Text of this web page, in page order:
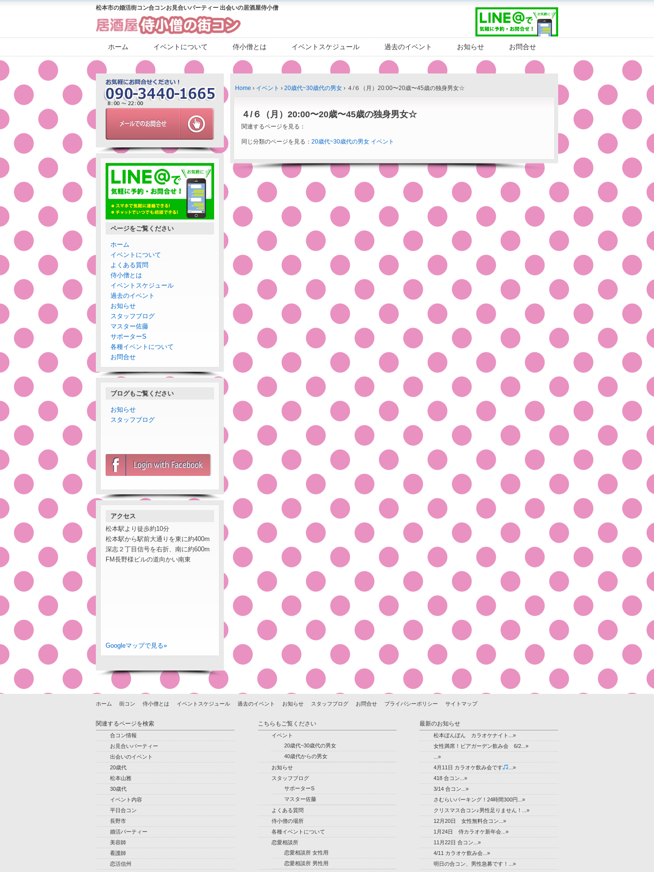
松本市の婚活街コン合コンお見合いパーティー 出会いの居酒屋侍小僧
ホーム イベントについて 侍小僧とは イベントスケジュール 過去のイベント お知らせ お問合せ
Home › イベント › 20歳代~30歳代の男女 › ４/６（月）20:00〜20歳〜45歳の独身男女☆
４/６（月）20:00〜20歳〜45歳の独身男女☆
関連するページを見る：
同じ分類のページを見る： 20歳代~30歳代の男女 イベント
ページをご覧ください
ホーム
イベントについて
よくある質問
侍小僧とは
イベントスケジュール
過去のイベント
お知らせ
スタッフブログ
マスター佐藤
サポーターS
各種イベントについて
お問合せ
ブログもご覧ください
お知らせ
スタッフブログ
アクセス
松本駅より徒歩約10分
松本駅から駅前大通りを東に約400m
深志２丁目信号を右折、南に約600m
FM長野様ビルの道向かい南東
Googleマップで見る»
ホーム 街コン 侍小僧とは イベントスケジュール 過去のイベント お知らせ スタッフブログ お問合せ プライバシーポリシー サイトマップ
関連するページを検索
合コン情報
お見合いパーティー
出会いのイベント
20歳代
松本山雅
30歳代
イベント内容
平日合コン
長野市
婚活パーティー
美容師
看護師
恋活信州
こちらもご覧ください
イベント
20歳代~30歳代の男女
40歳代からの男女
お知らせ
スタッフブログ
サポーターS
マスター佐藤
よくある質問
侍小僧の場所
各種イベントについて
恋愛相談所
恋愛相談所 女性用
恋愛相談所 男性用
最新のお知らせ
松本ぼんぼん カラオケナイト...»
女性満席！ビアガーデン飲み会 6/2...»
...»
4月11日 カラオケ飲み会です
...»
418 合コン...»
3/14 合コン...»
さむらいパーキング！24時間300円...»
クリスマス合コン♪男性足りません！...»
12月20日 女性無料合コン...»
1月24日 侍カラオケ新年会...»
11月22日 合コン...»
4/11 カラオケ飲み会...»
明日の合コン、男性急募です！...»